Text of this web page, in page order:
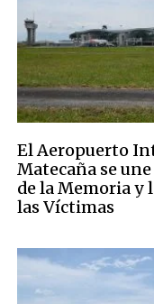
El Aeropuerto
Matecaña se
de la Memoria y
las Víctimas